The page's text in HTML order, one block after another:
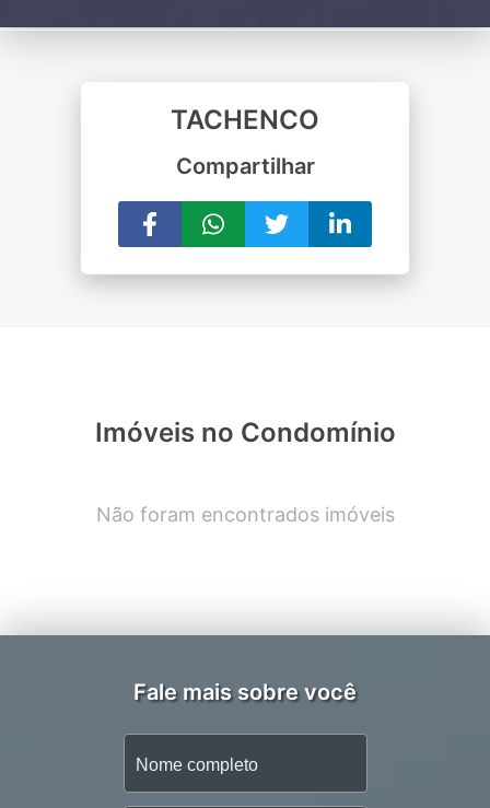
TACHENCO
Compartilhar
Imóveis no Condomínio
Não foram encontrados imóveis
Fale mais sobre você